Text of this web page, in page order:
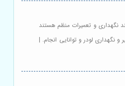
نگهداری و تعمیرات منظم هستند
نگهداری لودر و توانایی انجام. |